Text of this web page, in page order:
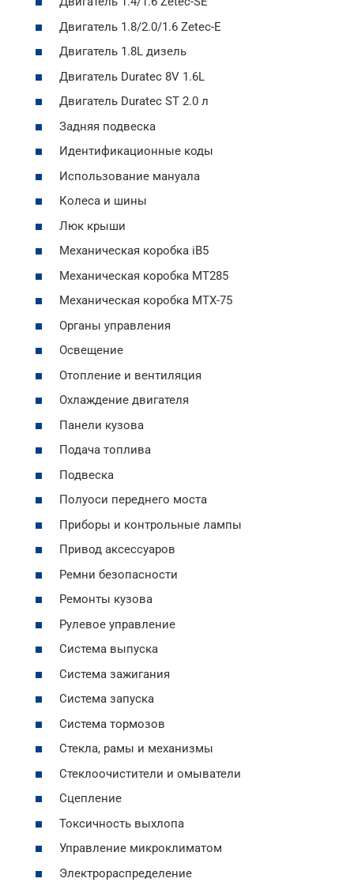
Двигатель 1.8/2.0/1.6 Zetec-E
Двигатель 1.8L дизель
Двигатель Duratec 8V 1.6L
Двигатель Duratec ST 2.0 л
Задняя подвеска
Идентификационные коды
Использование мануала
Колеса и шины
Люк крыши
Механическая коробка iB5
Механическая коробка MT285
Механическая коробка MTX-75
Органы управления
Освещение
Отопление и вентиляция
Охлаждение двигателя
Панели кузова
Подача топлива
Подвеска
Полуоси переднего моста
Приборы и контрольные лампы
Привод аксессуаров
Ремни безопасности
Ремонты кузова
Рулевое управление
Система выпуска
Система зажигания
Система запуска
Система тормозов
Стекла, рамы и механизмы
Стеклоочистители и омыватели
Сцепление
Токсичность выхлопа
Управление микроклиматом
Электрораспределение